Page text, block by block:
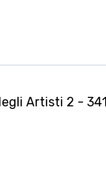
Artisti 2 -